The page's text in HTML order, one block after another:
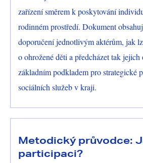
zařízení směrem k poskytování
rodinném prostředí. Dokument
doporučení jednotlivým aktérům, jak
o ohrožené děti a předcházet tak
základním podkladem pro strategické
sociálních služeb v kraji.
Metodický průvodce:
participaci?